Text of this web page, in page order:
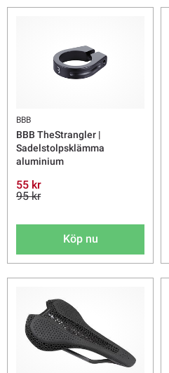
BBB
BBB TheStrangler |
Sadelstolpsklämma
aluminium
55 kr
95 kr
Köp nu